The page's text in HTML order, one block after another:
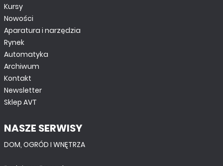
pierwszy projekt z edytorem schematów. cz. 2
Kursy
Nowości
Aparatura i narzędzia
Rynek
Automatyka
Archiwum
Kontakt
Newsletter
Sklep AVT
NASZE SERWISY
DOM, OGRÓD I WNĘTRZA